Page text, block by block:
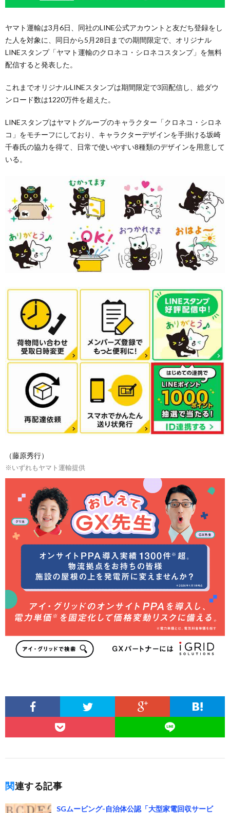
ヤマト運輸は3月6日、同社のLINE公式アカウントと友だち登録をし
た人を対象に、同日から5月28日までの期間限定で、オリジナル
LINEスタンプ「ヤマト運輸のクロネコ・シロネコスタンプ」を無料
配信すると発表した。
これまでオリジナルLINEスタンプは期間限定で3回配信し、総ダウ
ンロード数は1220万件を超えた。
LINEスタンプはヤマトグループのキャラクター「クロネコ・シロネ
コ」をモチーフにしており、キャラクターデザインを手掛ける坂崎
千春氏の協力を得て、日常で使いやすい8種類のデザインを用意して
いる。
（藤原秀行）
※いずれもヤマト運輸提供
関連する記事
SGムービング-自治体公認「大型家電回収サービ